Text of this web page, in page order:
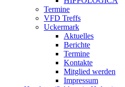
Termine
VFD Treffs
Uckermark
Aktuelles
Berichte
Termine
Kontakte
Mitglied werden
Impressum